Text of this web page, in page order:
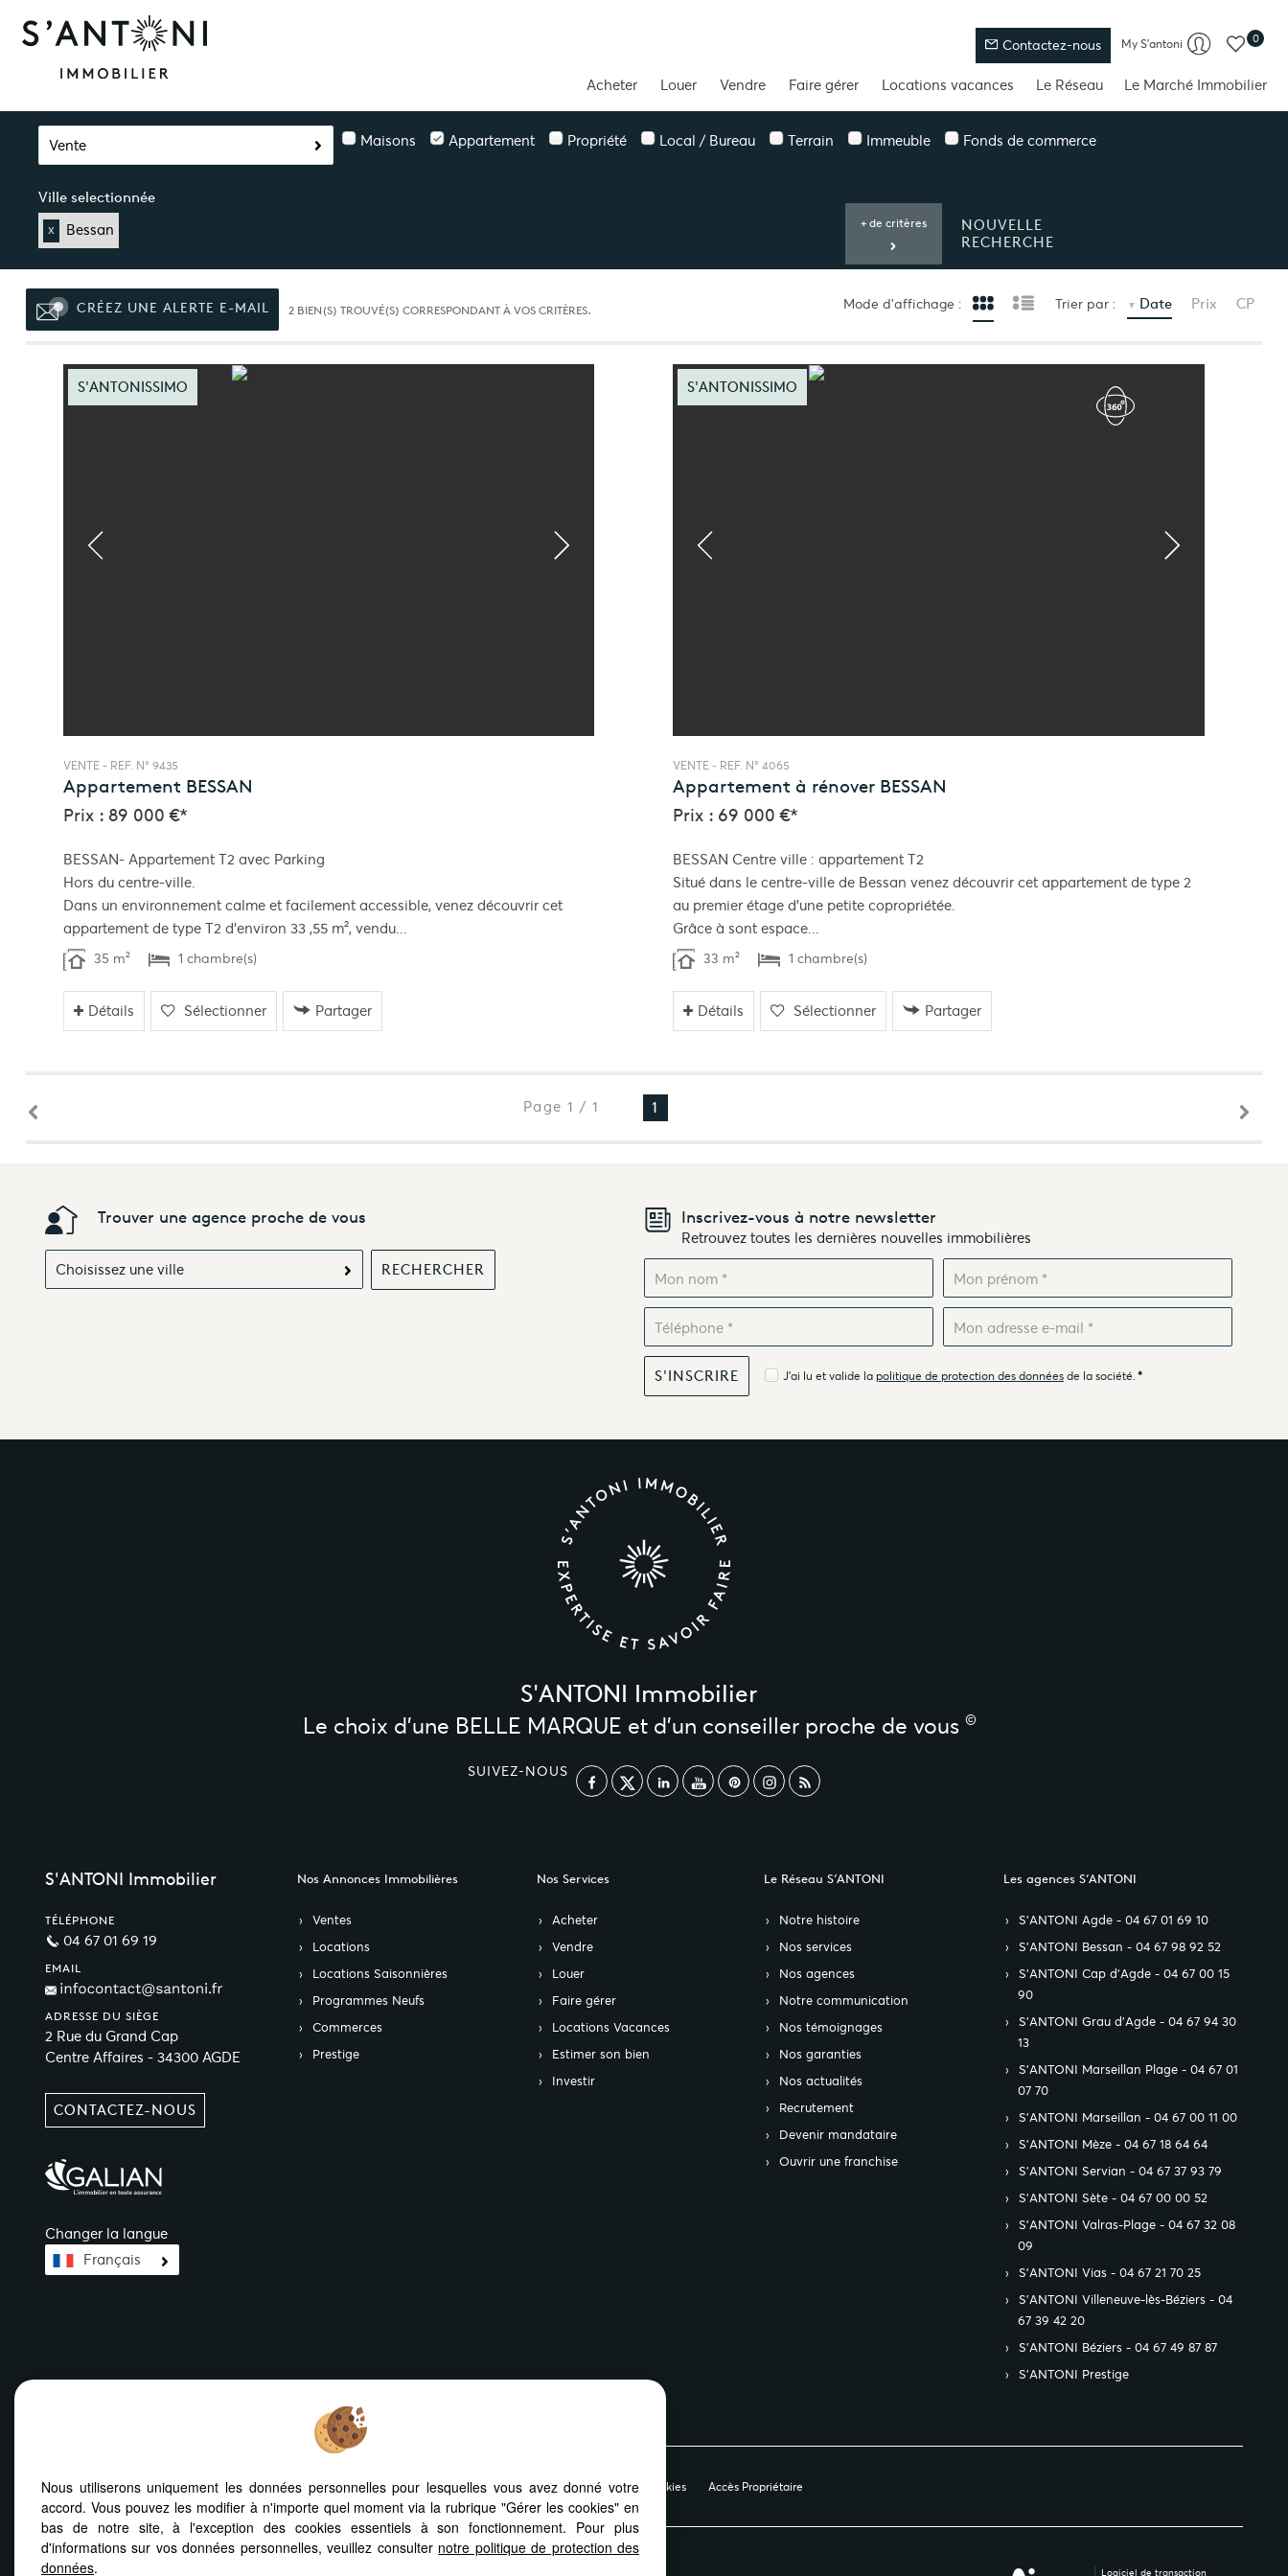
Acheter Louer Vendre Faire gérer Locations vacances Le Réseau Le Marché Immobilier
Contactez-nous My S'antoni 0
Vente Maisons Appartement Propriété Local / Bureau Terrain Immeuble Fonds de commerce
Ville selectionnée
X Bessan
NOUVELLE
RECHERCHE
CRÉEZ UNE ALERTE E-MAIL 2 BIEN(S) TROUVÉ(S) CORRESPONDANT À VOS CRITÈRES. Mode d’affichage : Trier par : Date Prix CP
S'ANTONISSIMO
VENTE - REF. N° 9435
Appartement BESSAN
Prix : 89 000 €*
BESSAN- Appartement T2 avec Parking
Hors du centre-ville.
Dans un environnement calme et facilement accessible, venez découvrir cet
appartement de type T2 d’environ 33 ,55 m², vendu...
35 m² 1 chambre(s)
Détails Sélectionner Partager
S'ANTONISSIMO
VENTE - REF. N° 4065
Appartement à rénover BESSAN
Prix : 69 000 €*
BESSAN Centre ville : appartement T2
Situé dans le centre-ville de Bessan venez découvrir cet appartement de type 2
au premier étage d'une petite copropriétée.
Grâce à sont espace...
33 m² 1 chambre(s)
Détails Sélectionner Partager
Page 1 / 1 1
Trouver une agence proche de vous
Choisissez une ville
Inscrivez-vous à notre newsletter
Retrouvez toutes les dernières nouvelles immobilières
J'ai lu et valide la politique de protection des données de la société. *
S'ANTONI Immobilier
Le choix d’une BELLE MARQUE et d’un conseiller proche de vous ©
SUIVEZ-NOUS
S'ANTONI Immobilier
TÉLÉPHONE
04 67 01 69 19
EMAIL
ADRESSE DU SIÈGE
2 Rue du Grand Cap
Centre Affaires - 34300 AGDE
CONTACTEZ-NOUS
Changer la langue
Français
Nos Annonces Immobilières
Ventes
Locations
Locations Saisonnières
Programmes Neufs
Commerces
Prestige
Nos Services
Acheter
Vendre
Louer
Faire gérer
Locations Vacances
Estimer son bien
Investir
Le Réseau S’ANTONI
Notre histoire
Nos services
Nos agences
Notre communication
Nos témoignages
Nos garanties
Nos actualités
Recrutement
Devenir mandataire
Ouvrir une franchise
Les agences S’ANTONI
S’ANTONI Agde - 04 67 01 69 10
S’ANTONI Bessan - 04 67 98 92 52
S’ANTONI Cap d'Agde - 04 67 00 15
90
S’ANTONI Grau d'Agde - 04 67 94 30
13
S’ANTONI Marseillan Plage - 04 67 01
07 70
S’ANTONI Marseillan - 04 67 00 11 00
S’ANTONI Mèze - 04 67 18 64 64
S’ANTONI Servian - 04 67 37 93 79
S’ANTONI Sète - 04 67 00 00 52
S’ANTONI Valras-Plage - 04 67 32 08
09
S’ANTONI Vias - 04 67 21 70 25
S’ANTONI Villeneuve-lès-Béziers - 04
67 39 42 20
S’ANTONI Béziers - 04 67 49 87 87
S’ANTONI Prestige
Mentions Légales Notre barème d'honoraires Plan Politique de protection des données Gérer les cookies Accès Propriétaire
Logiciel de transaction
Nous utiliserons uniquement les données personnelles pour lesquelles vous avez donné votre
accord. Vous pouvez les modifier à n'importe quel moment via la rubrique "Gérer les cookies" en
bas de notre site, à l'exception des cookies essentiels à son fonctionnement. Pour plus
d'informations sur vos données personnelles, veuillez consulter notre politique de protection des
données.